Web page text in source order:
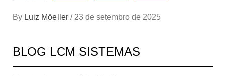
By Luiz Möeller / 23 de setembro de 2025
BLOG LCM SISTEMAS